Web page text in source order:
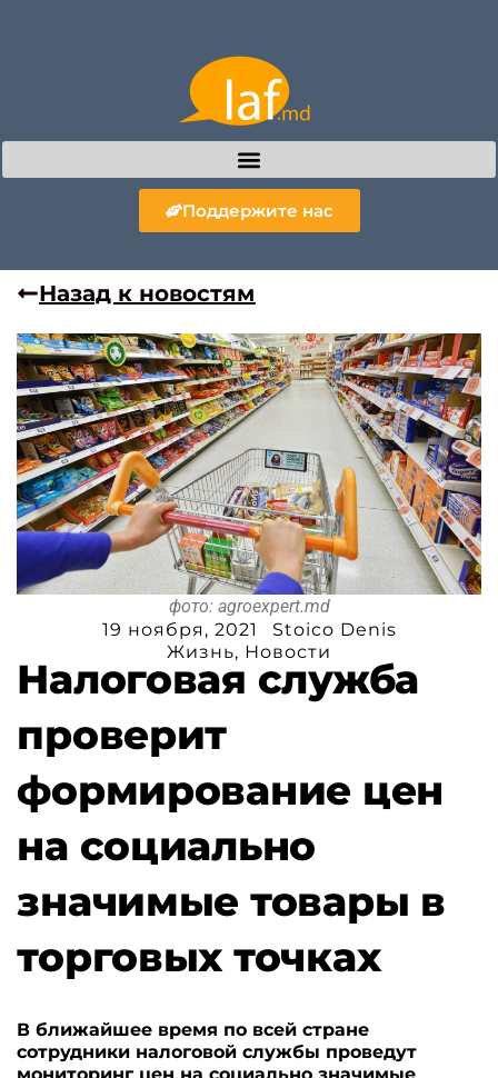
Поддержите нас
Назад к новостям
фото: agroexpert.md
19 ноября, 2021
Stoico Denis
Жизнь, Новости
Налоговая служба
проверит
формирование цен
на социально
значимые товары в
торговых точках
В ближайшее время по всей стране
сотрудники налоговой службы проведут
мониторинг цен на социально значимые